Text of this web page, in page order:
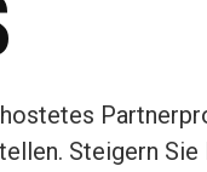
Steigern Sie